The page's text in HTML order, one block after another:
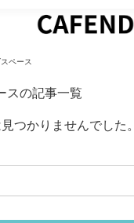
ペース
スの記事一覧
つかりませんでした。